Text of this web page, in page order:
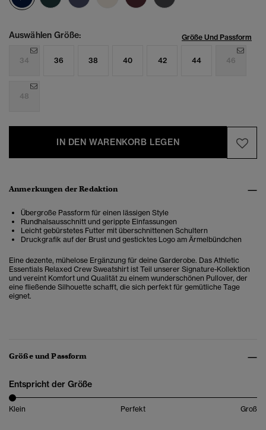
Auswählen Größe: Größe Und Passform
34 36 38 40 42 44 46
48
IN DEN WARENKORB LEGEN
Anmerkungen der Redaktion
Übergroße Passform für einen lässigen Style
Rundhalsausschnitt und gerippte Einfassungen
Leicht gebürstetes Futter mit überschnittenen Schultern
Druckgrafik auf der Brust und gesticktes Logo am Ärmelbündchen
Eine dezente, mühelose Ergänzung für deine Garderobe. Das Athletic
Essentials Relaxed Crew Sweatshirt ist Teil unserer Signature-Kollektion
und vereint Komfort und Qualität zu einem wunderschönen Pullover, der
eine fließende Silhouette schafft, die sich perfekt für gemütliche Tage
eignet.
Größe und Passform
Entspricht der Größe
Klein Perfekt Groß